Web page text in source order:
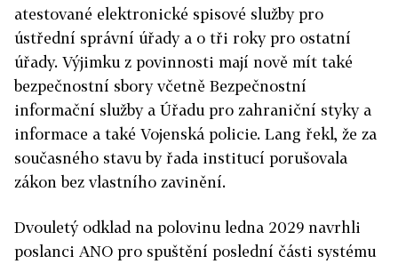
atestované elektronické spisové služby pro
ústřední správní úřady a o tři roky pro ostatní
úřady. Výjimku z povinnosti mají nově mít také
bezpečnostní sbory včetně Bezpečnostní
informační služby a Úřadu pro zahraniční styky a
informace a také Vojenská policie. Lang řekl, že za
současného stavu by řada institucí porušovala
zákon bez vlastního zavinění.
Dvouletý odklad na polovinu ledna 2029 navrhli
poslanci ANO pro spuštění poslední části systému